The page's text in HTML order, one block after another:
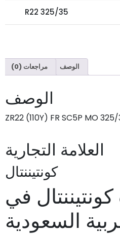
325/35 R22
الوصف مراجعات (0)
الوصف
325/35 ZR22 (110Y)
العلامة التجارية
كونتيننتال
في
السعودية